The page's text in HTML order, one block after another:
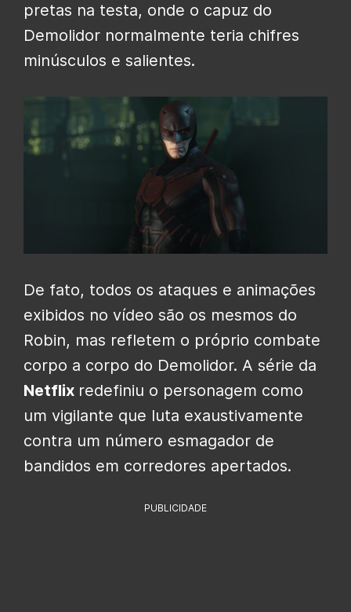
pretas na testa, onde o capuz do
Demolidor normalmente teria chifres
minúsculos e salientes.
De fato, todos os ataques e animações
exibidos no vídeo são os mesmos do
Robin, mas refletem o próprio combate
corpo a corpo do Demolidor. A série da
Netflix redefiniu o personagem como
um vigilante que luta exaustivamente
contra um número esmagador de
bandidos em corredores apertados.
PUBLICIDADE